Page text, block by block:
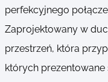
perfekcyjnego
Zaprojektowany w
przestrzeń, która
których